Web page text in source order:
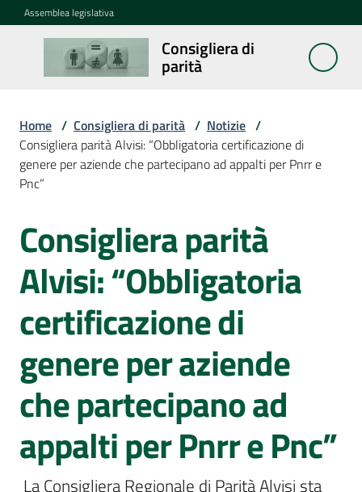
Vai al contenuto
Vai alla navigazione
Vai al footer
Assemblea legislativa
Consigliera di
parità
Consigliera
di parità
Cosa
fa
Menu selezionato
La
rete
Assemblea
legislativa
Assemblea
Attività
Home / Consigliera di parità / Notizie /
Consigliera parità Alvisi: “Obbligatoria certificazione di
genere per aziende che partecipano ad appalti per Pnrr e
Pnc”
Salta al contenuto
Consigliera parità
Alvisi: “Obbligatoria
certificazione di
genere per aziende
che partecipano ad
appalti per Pnrr e Pnc”